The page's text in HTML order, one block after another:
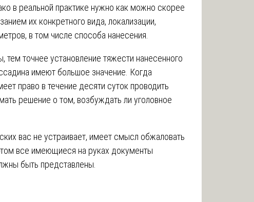
в реальной практике нужно как можно скорее
их конкретного вида, локализации,
в том числе способа нанесения.
точнее установление тяжести нанесенного
имеют большое значение. Когда
право в течение десяти суток проводить
решение о том, возбуждать ли уголовное
вас не устраивает, имеет смысл обжаловать
все имеющиеся на руках документы
быть представлены.